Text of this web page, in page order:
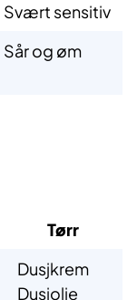
Svært sensitiv
Sår og øm
Tørr
Dusjkrem
Dusjolje